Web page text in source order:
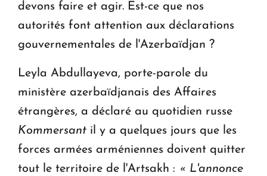
devons faire et agir. Est-ce que nos
autorités font attention aux déclarations
gouvernementales de l'Azerbaïdjan ?
Leyla Abdullayeva, porte-parole du
ministère azerbaïdjanais des Affaires
étrangères, a déclaré au quotidien russe
Kommersant il y a quelques jours que les
forces armées arméniennes doivent quitter
tout le territoire de l'Artsakh : « L'annonce